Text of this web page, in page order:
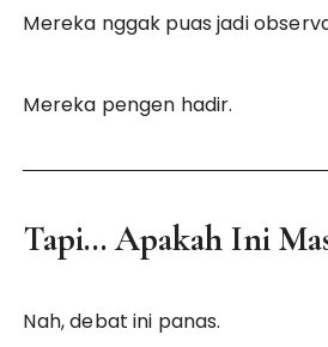
Mereka nggak puas jadi
Mereka pengen hadir.
Tapi… Apakah Ini
Nah, debat ini panas.